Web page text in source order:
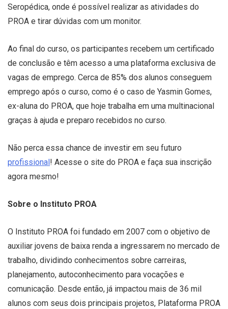
Seropédica, onde é possível realizar as atividades do
PROA e tirar dúvidas com um monitor.
Ao final do curso, os participantes recebem um certificado
de conclusão e têm acesso a uma plataforma exclusiva de
vagas de emprego. Cerca de 85% dos alunos conseguem
emprego após o curso, como é o caso de Yasmin Gomes,
ex-aluna do PROA, que hoje trabalha em uma multinacional
graças à ajuda e preparo recebidos no curso.
Não perca essa chance de investir em seu futuro
profissional ! Acesse o site do PROA e faça sua inscrição
agora mesmo!
Sobre o Instituto PROA
O Instituto PROA foi fundado em 2007 com o objetivo de
auxiliar jovens de baixa renda a ingressarem no mercado de
trabalho, dividindo conhecimentos sobre carreiras,
planejamento, autoconhecimento para vocações e
comunicação. Desde então, já impactou mais de 36 mil
alunos com seus dois principais projetos, Plataforma PROA